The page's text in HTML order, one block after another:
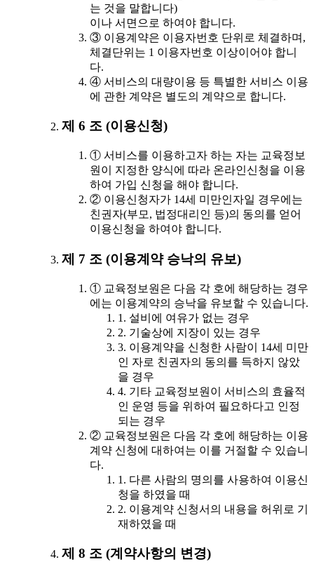
는 것을 말합니다)
이나 서면으로 하여야 합니다.
③ 이용계약은 이용자번호 단위로 체결하며,
체결단위는 1 이용자번호 이상이어야 합니
다.
④ 서비스의 대량이용 등 특별한 서비스 이용
에 관한 계약은 별도의 계약으로 합니다.
제 6 조 (이용신청)
① 서비스를 이용하고자 하는 자는 교육정보
원이 지정한 양식에 따라 온라인신청을 이용
하여 가입 신청을 해야 합니다.
② 이용신청자가 14세 미만인자일 경우에는
친권자(부모, 법정대리인 등)의 동의를 얻어
이용신청을 하여야 합니다.
제 7 조 (이용계약 승낙의 유보)
① 교육정보원은 다음 각 호에 해당하는 경우
에는 이용계약의 승낙을 유보할 수 있습니다.
1. 설비에 여유가 없는 경우
2. 기술상에 지장이 있는 경우
3. 이용계약을 신청한 사람이 14세 미만
인 자로 친권자의 동의를 득하지 않았
을 경우
4. 기타 교육정보원이 서비스의 효율적
인 운영 등을 위하여 필요하다고 인정
되는 경우
② 교육정보원은 다음 각 호에 해당하는 이용
계약 신청에 대하여는 이를 거절할 수 있습니
다.
1. 다른 사람의 명의를 사용하여 이용신
청을 하였을 때
2. 이용계약 신청서의 내용을 허위로 기
재하였을 때
제 8 조 (계약사항의 변경)